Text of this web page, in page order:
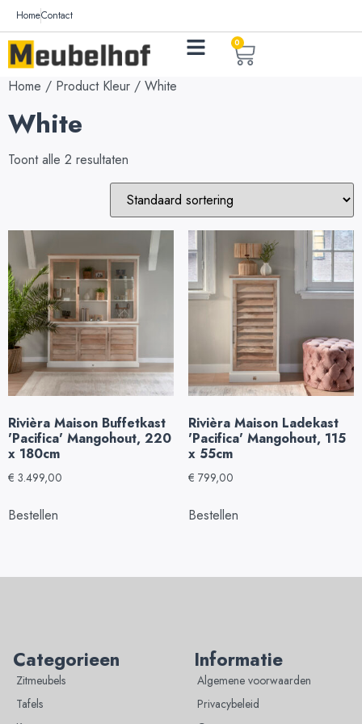
HomeContact
0
Home / Product Kleur / White
White
Toont alle 2 resultaten
Rivièra Maison Buffetkast
'Pacifica' Mangohout, 220
x 180cm
€ 3.499,00
Bestellen
Rivièra Maison Ladekast
'Pacifica' Mangohout, 115
x 55cm
€ 799,00
Bestellen
Categorieen
Zitmeubels
Tafels
Informatie
Algemene voorwaarden
Privacybeleid